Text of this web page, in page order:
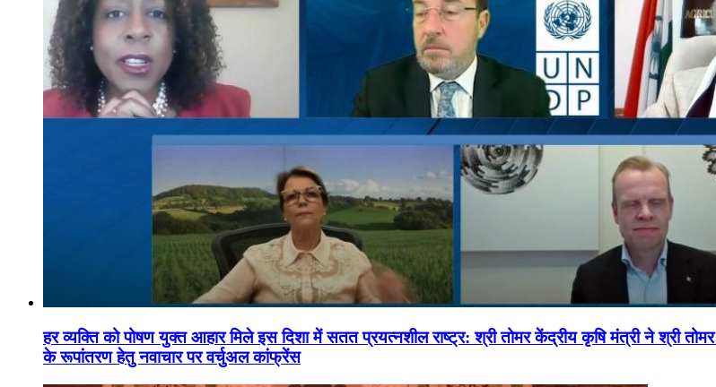
हर व्यक्ति को पोषण युक्त आहार मिले इस दिशा में सतत प्रयत्नशील राष्ट्र: श्री तोमर केंद्रीय कृषि मंत्री ने श्री
के रूपांतरण हेतु नवाचार पर वर्चुअल कांफ्रेंस